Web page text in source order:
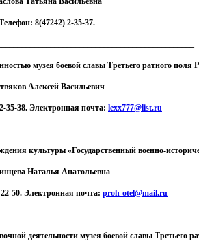
8(47242) 2-35-37.
музея боевой славы Третьего ратного поля
Алексей Васильевич
35-38. Электронная почта: lexx777@list.ru
культуры «Государственный военно-
Наталья Анатольевна
50. Электронная почта: proh-otel@mail.ru
деятельности музея боевой славы Третьего